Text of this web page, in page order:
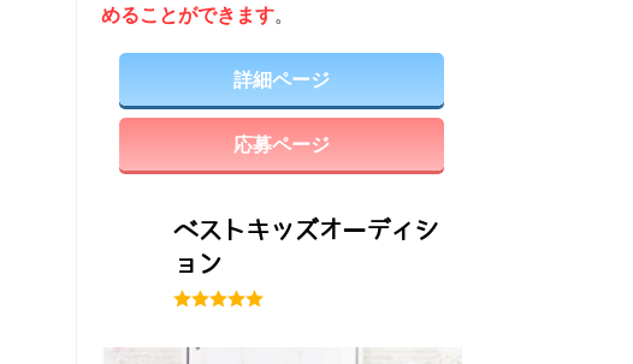
めることができます。
詳細ページ
応募ページ
ベストキッズオーディシ
ョン